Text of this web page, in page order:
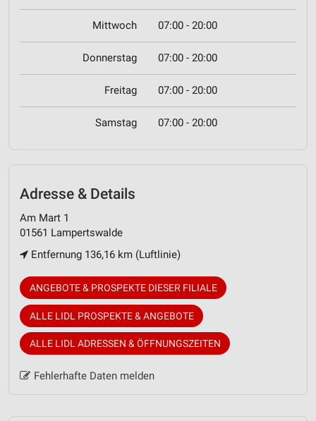
Mittwoch 07:00 - 20:00
Donnerstag 07:00 - 20:00
Freitag 07:00 - 20:00
Samstag 07:00 - 20:00
Adresse & Details
Am Mart 1
01561 Lampertswalde
Entfernung 136,16 km (Luftlinie)
ANGEBOTE & PROSPEKTE DIESER FILIALE
ALLE LIDL PROSPEKTE & ANGEBOTE
ALLE LIDL ADRESSEN & ÖFFNUNGSZEITEN
Fehlerhafte Daten melden